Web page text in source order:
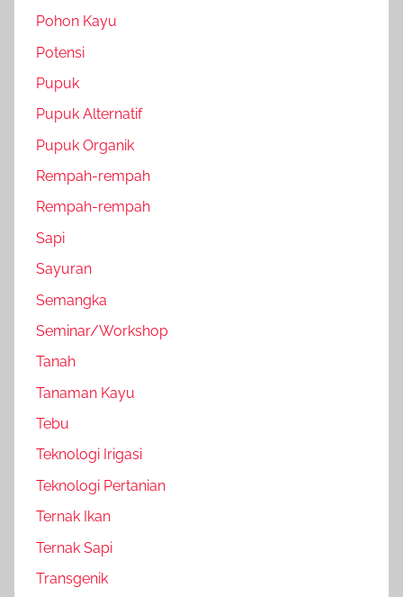
Pohon Kayu
Potensi
Pupuk
Pupuk Alternatif
Pupuk Organik
Rempah-rempah
Rempah-rempah
Sapi
Sayuran
Semangka
Seminar/Workshop
Tanah
Tanaman Kayu
Tebu
Teknologi Irigasi
Teknologi Pertanian
Ternak Ikan
Ternak Sapi
Transgenik